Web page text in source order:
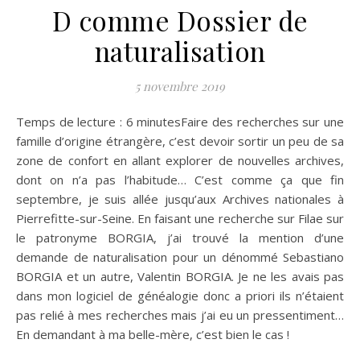
D comme Dossier de
naturalisation
5 novembre 2019
Temps de lecture : 6 minutesFaire des recherches sur une
famille d’origine étrangère, c’est devoir sortir un peu de sa
zone de confort en allant explorer de nouvelles archives,
dont on n’a pas l’habitude… C’est comme ça que fin
septembre, je suis allée jusqu’aux Archives nationales à
Pierrefitte-sur-Seine. En faisant une recherche sur Filae sur
le patronyme BORGIA, j’ai trouvé la mention d’une
demande de naturalisation pour un dénommé Sebastiano
BORGIA et un autre, Valentin BORGIA. Je ne les avais pas
dans mon logiciel de généalogie donc a priori ils n’étaient
pas relié à mes recherches mais j’ai eu un pressentiment…
En demandant à ma belle-mère, c’est bien le cas !